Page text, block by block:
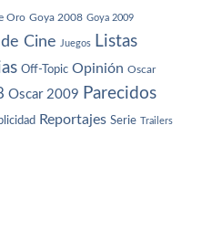
Oro Goya 2008 Goya 2009
Cine Juegos Listas
Off-Topic Opinión Oscar
Oscar 2009 Parecidos
Reportajes Serie Trailers